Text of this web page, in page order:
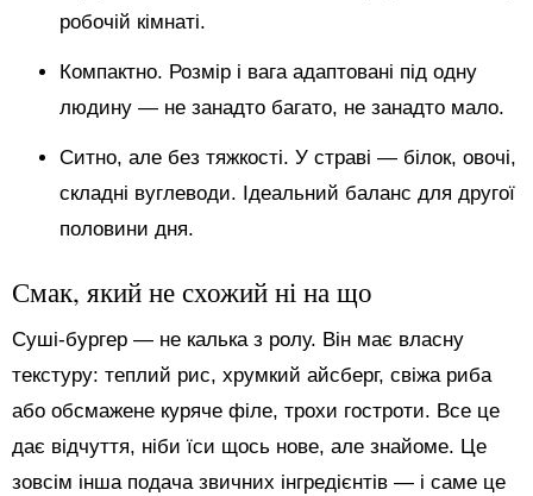
робочій кімнаті.
Компактно. Розмір і вага адаптовані під одну
людину — не занадто багато, не занадто мало.
Ситно, але без тяжкості. У страві — білок, овочі,
складні вуглеводи. Ідеальний баланс для другої
половини дня.
Смак, який не схожий ні на що
Суші-бургер — не калька з ролу. Він має власну
текстуру: теплий рис, хрумкий айсберг, свіжа риба
або обсмажене куряче філе, трохи гостроти. Все це
дає відчуття, ніби їси щось нове, але знайоме. Це
зовсім інша подача звичних інгредієнтів — і саме це